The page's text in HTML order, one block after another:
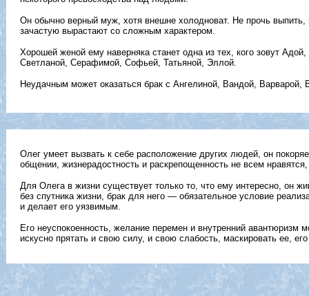
Он обычно верный муж, хотя внешне холодноват. Не прочь
зачастую вырастают со сложным характером.
Хорошей женой ему наверняка станет одна из тех, кого зовут
Светланой, Серафимой, Софьей, Татьяной, Эллой.
Неудачным может оказаться брак с Ангелиной, Вандой,
Олег умеет вызвать к себе расположение других людей, он
общении, жизнерадостность и раскрепощенность не всем
Для Олега в жизни существует только то, что ему интересно, он
без спутника жизни, брак для него — обязательное условие
и делает его уязвимым.
Его неуспокоенность, желание перемен и внутренний
искусно прятать и свою силу, и свою слабость, маскировать ее,